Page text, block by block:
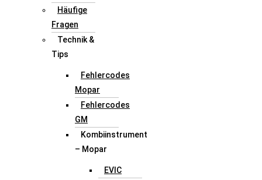
Häufige
Fragen
Technik &
Tips
Fehlercodes
Mopar
Fehlercodes
GM
Kombiinstrument
– Mopar
EVIC